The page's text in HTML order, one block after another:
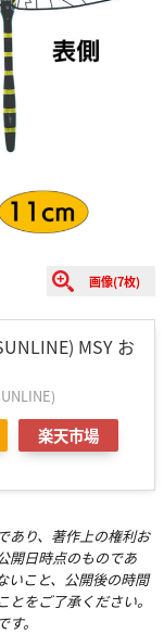
画像(7枚)
MSY お
楽天市場
あり、著作上の権利お
開日時点のものであ
いこと、公開後の時間
をご了承ください。
。